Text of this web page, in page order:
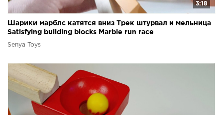
3:18
Шарики марблс катятся вниз Трек штурвал и мельница
Satisfying building blocks Marble run race
Senya Toys